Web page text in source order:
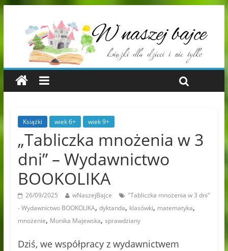
Książki wiek 6+ wiek 9+
„Tabliczka mnożenia w 3
dni” – Wydawnictwo
BOOKOLIKA
26/09/2025 wNaszejBajce
"Tabliczka mnożenia w 3 dni"
- Wydawnictwo BOOKOLIKA, dyktanda, klasówki, matematyka,
mnożenie, Monika Majewska, sprawdziany
Dziś, we współpracy z wydawnictwem